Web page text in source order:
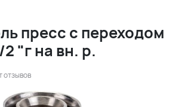
пресс с переходом
"г на вн. р.
отзывов